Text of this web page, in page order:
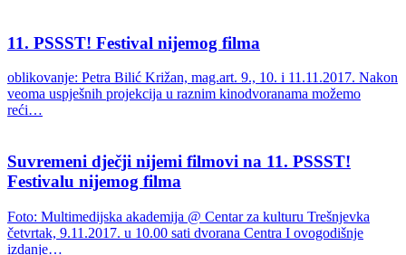
11. PSSST! Festival nijemog filma
oblikovanje: Petra Bilić Križan, mag.art. 9., 10. i 11.11.2017. Nakon
veoma uspješnih projekcija u raznim kinodvoranama možemo
reći…
Suvremeni dječji nijemi filmovi na 11. PSSST!
Festivalu nijemog filma
Foto: Multimedijska akademija @ Centar za kulturu Trešnjevka
četvrtak, 9.11.2017. u 10.00 sati dvorana Centra I ovogodišnje
izdanje…